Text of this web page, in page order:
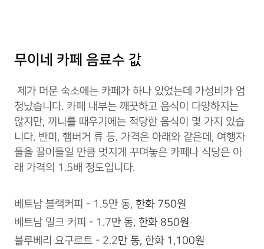
무이네 카페 음료수 값
제가 머문 숙소에는 카페가 하나 있었는데 가성비가 엄
청났습니다. 카페 내부는 깨끗하고 음식이 다양하지는
않지만, 끼니를 때우기에는 적당한 음식이 몇 가지 있습
니다. 반미, 햄버거 류 등. 가격은 아래와 같은데, 여행자
들을 끌어들일 만큼 멋지게 꾸며놓은 카페나 식당은 아
래 가격의 1.5배 정도입니다.
베트남 블랙커피 - 1.5만 동, 한화750원
베트남 밀크 커피 - 1.7만 동, 한화850원
블루베리 요구르트 - 2.2만 동, 한화1,100원